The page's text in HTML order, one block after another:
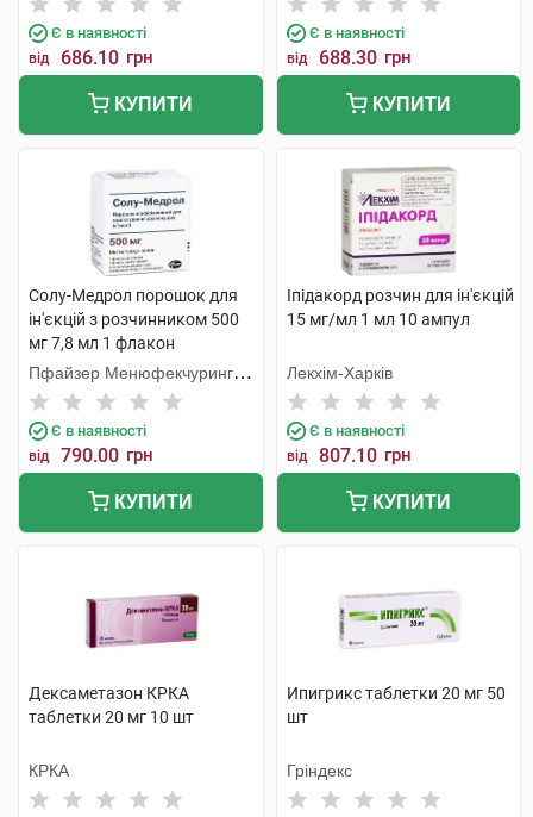
Є в наявності
від 686.10 грн
КУПИТИ
Є в наявності
від 688.30 грн
КУПИТИ
Солу-Медрол порошок для
ін'єкцій з розчинником 500
мг 7,8 мл 1 флакон
Пфайзер Менюфекчуринг
Бельгія
Є в наявності
від 790.00 грн
КУПИТИ
Іпідакорд розчин для ін'єкцій
15 мг/мл 1 мл 10 ампул
Лекхім-Харків
Є в наявності
від 807.10 грн
КУПИТИ
Дексаметазон КРКА
таблетки 20 мг 10 шт
КРКА
Ипигрикс таблетки 20 мг 50
шт
Гріндекс